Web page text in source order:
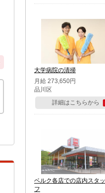
大学病院の清掃
月給 273,650円
品川区
詳細はこちらから
ベルク各店での店内スタッ
フ